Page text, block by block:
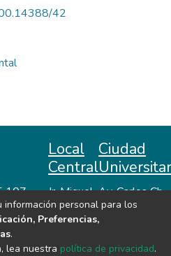
42
107
Local
Central
Jr. Miguel
Lazón No
370
Huanta -
Ciudad
Av. Carlos Ch.
Hiraoka
Huanta -
Ayacucho
información personal para los
Preferencias,
.
lea nuestra política de privacidad.